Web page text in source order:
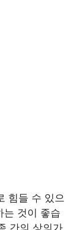
힘들 수 있으
는 것이 좋습